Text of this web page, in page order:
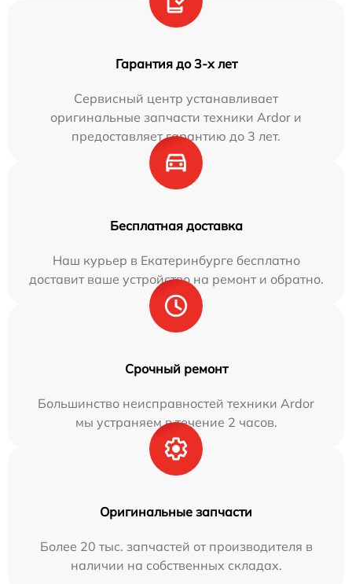
Гарантия до 3-х лет
Сервисный центр устанавливает
оригинальные запчасти техники Ardor и
предоставляет гарантию до 3 лет.
Бесплатная доставка
Наш курьер в Екатеринбурге бесплатно
доставит ваше устройство на ремонт и обратно.
Срочный ремонт
Большинство неисправностей техники Ardor
мы устраняем в течение 2 часов.
Оригинальные запчасти
Более 20 тыс. запчастей от производителя в
наличии на собственных складах.